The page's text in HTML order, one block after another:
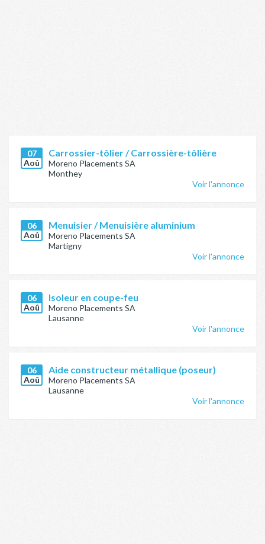
07
Aoû
Carrossier-tôlier / Carrossière-tôlière
Moreno Placements SA
Monthey
Voir l'annonce
06
Aoû
Menuisier / Menuisière aluminium
Moreno Placements SA
Martigny
Voir l'annonce
06
Aoû
Isoleur en coupe-feu
Moreno Placements SA
Lausanne
Voir l'annonce
06
Aoû
Aide constructeur métallique (poseur)
Moreno Placements SA
Lausanne
Voir l'annonce